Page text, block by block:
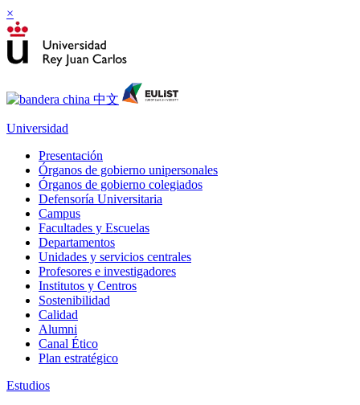
×
Universidad
Presentación
Órganos de gobierno unipersonales
Órganos de gobierno colegiados
Defensoría Universitaria
Campus
Facultades y Escuelas
Departamentos
Unidades y servicios centrales
Profesores e investigadores
Institutos y Centros
Sostenibilidad
Calidad
Alumni
Canal Ético
Plan estratégico
Estudios